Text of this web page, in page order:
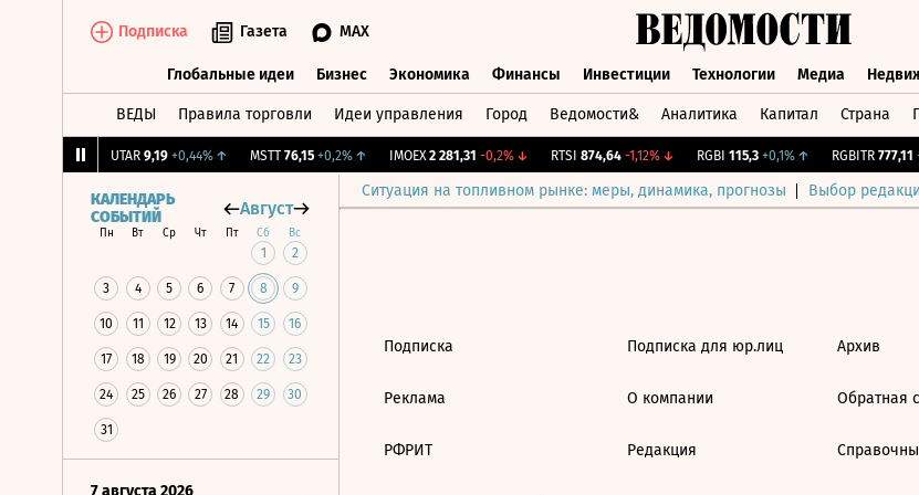
Подписка Газета MAX
Глобальные идеи Бизнес Экономика Финансы Инвестиции Технологии Медиа
ВЕДЫ Правила торговли Идеи управления Город Ведомости& Аналитика Капитал Страна
UTAR 9,19 +0,44%↑ MSTT 76,15 +0,2%↑ IMOEX 2 281,31 -0,2%↓ RTSI 874,64 -1,12%↓ RGBI 115,3 +0,1%↑ RGBITR 777,11
Ситуация на топливном рынке: меры, динамика, прогнозы Выбор
КАЛЕНДАРЬ
СОБЫТИЙ
Август
Пн Вт Ср Чт Пт Сб Вс
1 2
3 4 5 6 7 8 9
10 11 12 13 14 15 16
17 18 19 20 21 22 23
24 25 26 27 28 29 30
31
7 августа 2026
Подписка
Реклама
РФРИТ
Подписка для юр.лиц
О компании
Редакция
Архив
Обратная